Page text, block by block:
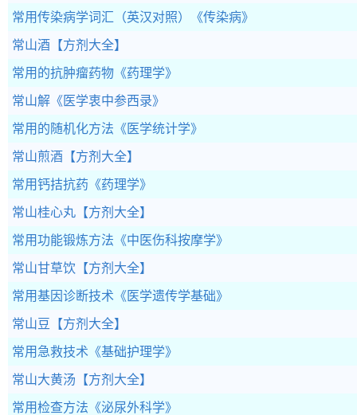
常用传染病学词汇（英汉对照） 《传染病》
常山酒 【方剂大全】
常用的抗肿瘤药物 《药理学》
常山解 《医学衷中参西录》
常用的随机化方法 《医学统计学》
常山煎酒 【方剂大全】
常用钙拮抗药 《药理学》
常山桂心丸 【方剂大全】
常用功能锻炼方法 《中医伤科按摩学》
常山甘草饮 【方剂大全】
常用基因诊断技术 《医学遗传学基础》
常山豆 【方剂大全】
常用急救技术 《基础护理学》
常山大黄汤 【方剂大全】
常用检查方法 《泌尿外科学》